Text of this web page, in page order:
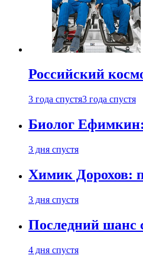
Российский
3 года спустя3 года спустя
Биолог Ефимкин:
3 дня спустя
Химик Дорохов:
3 дня спустя
Последний шанс
4 дня спустя